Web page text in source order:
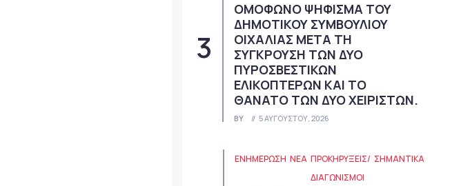
ΟΜΟΦΩΝΟ ΨΗΦΙΣΜΑ ΤΟΥ
ΔΗΜΟΤΙΚΟΥ ΣΥΜΒΟΥΛΙΟΥ
ΟΙΧΑΛΙΑΣ ΜΕΤΑ ΤΗ
ΣΥΓΚΡΟΥΣΗ ΤΩΝ ΔΥΟ
ΠΥΡΟΣΒΕΣΤΙΚΩΝ
ΕΛΙΚΟΠΤΕΡΩΝ ΚΑΙ ΤΟ
ΘΑΝΑΤΟ ΤΩΝ ΔΥΟ ΧΕΙΡΙΣΤΩΝ.
BY 5 ΑΥΓΟΎΣΤΟΥ, 2026
ΕΝΗΜΕΡΩΣΗ ΝΈΑ ΠΡΟΚΗΡΎΞΕΙΣ/
ΔΙΑΓΩΝΙΣΜΟΊ
ΣΗΜΑΝΤΙΚΆ